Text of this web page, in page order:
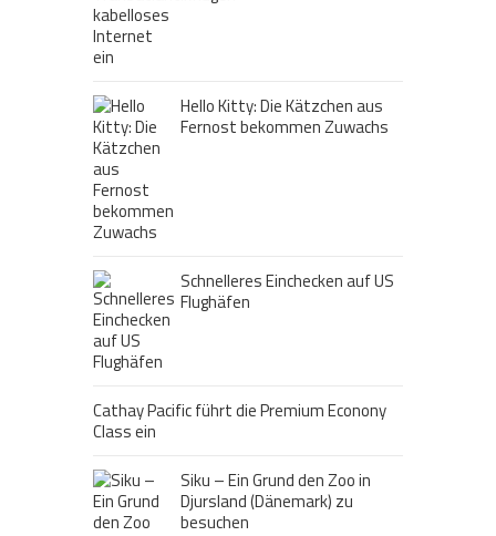
Hello Kitty: Die Kätzchen aus
Fernost bekommen Zuwachs
Schnelleres Einchecken auf US
Flughäfen
Cathay Pacific führt die Premium Econony
Class ein
Siku – Ein Grund den Zoo in
Djursland (Dänemark) zu
besuchen